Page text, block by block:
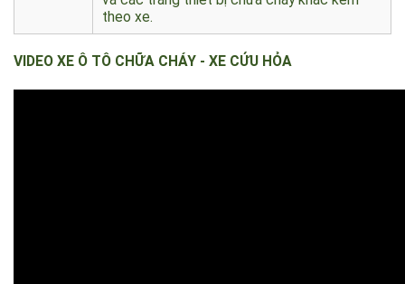
dùng :
Kích thước bao xi téc: 3.470/3.170 x 2.300 x
chứa nước (7500 lít), cơ cấu bơm, vòi phun
theo xe.